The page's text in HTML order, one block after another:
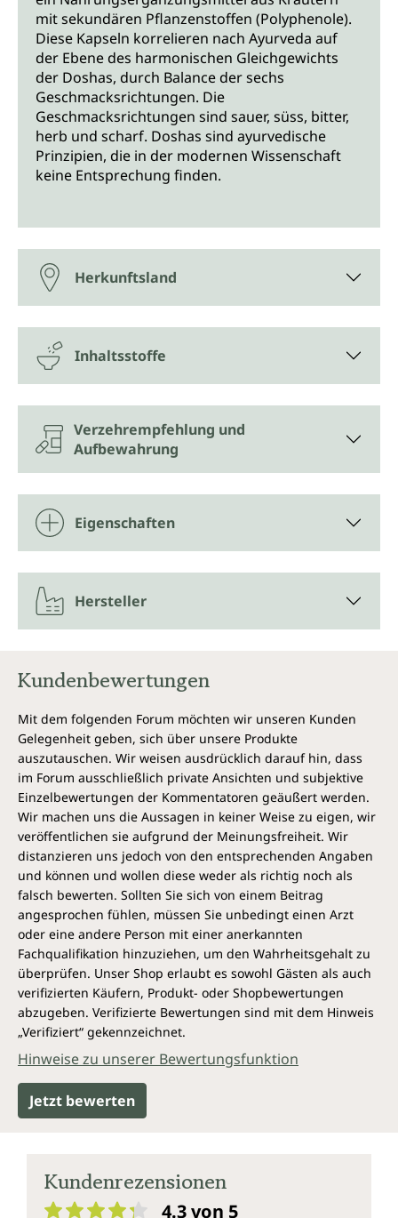
mit sekundären Pflanzenstoffen (Polyphenole).
Diese Kapseln korrelieren nach Ayurveda auf
der Ebene des harmonischen Gleichgewichts
der Doshas, durch Balance der sechs
Geschmacksrichtungen. Die
Geschmacksrichtungen sind sauer, süss, bitter,
herb und scharf. Doshas sind ayurvedische
Prinzipien, die in der modernen Wissenschaft
keine Entsprechung finden.
Herkunftsland
Inhaltsstoffe
Verzehrempfehlung und
Aufbewahrung
Eigenschaften
Hersteller
Kundenbewertungen
Mit dem folgenden Forum möchten wir unseren Kunden
Gelegenheit geben, sich über unsere Produkte
auszutauschen. Wir weisen ausdrücklich darauf hin, dass
im Forum ausschließlich private Ansichten und subjektive
Einzelbewertungen der Kommentatoren geäußert werden.
Wir machen uns die Aussagen in keiner Weise zu eigen, wir
veröffentlichen sie aufgrund der Meinungsfreiheit. Wir
distanzieren uns jedoch von den entsprechenden Angaben
und können und wollen diese weder als richtig noch als
falsch bewerten. Sollten Sie sich von einem Beitrag
angesprochen fühlen, müssen Sie unbedingt einen Arzt
oder eine andere Person mit einer anerkannten
Fachqualifikation hinzuziehen, um den Wahrheitsgehalt zu
überprüfen. Unser Shop erlaubt es sowohl Gästen als auch
verifizierten Käufern, Produkt- oder Shopbewertungen
abzugeben. Verifizierte Bewertungen sind mit dem Hinweis
„Verifiziert“ gekennzeichnet.
Hinweise zu unserer Bewertungsfunktion
Jetzt bewerten
Kundenrezensionen
4.3 von 5